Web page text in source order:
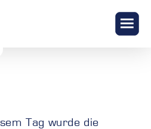
Tag wurde die